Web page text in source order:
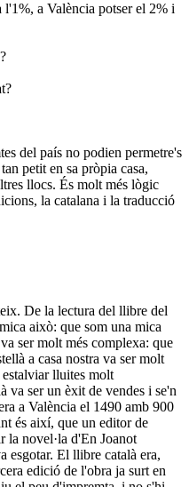
l'1%, a València potser el 2% i
del país no podien permetre's
petit en sa pròpia casa,
llocs. És molt més lògic
la catalana i la traducció
De la lectura del llibre del
això: que som una mica
ser molt més complexa: que
a casa nostra va ser molt
lluites molt
va ser un èxit de vendes i se'n
a València el 1490 amb 900
és així, que un editor de
la novel·la d'En Joanot
esgotar. El llibre català era,
edició de l'obra ja surt en